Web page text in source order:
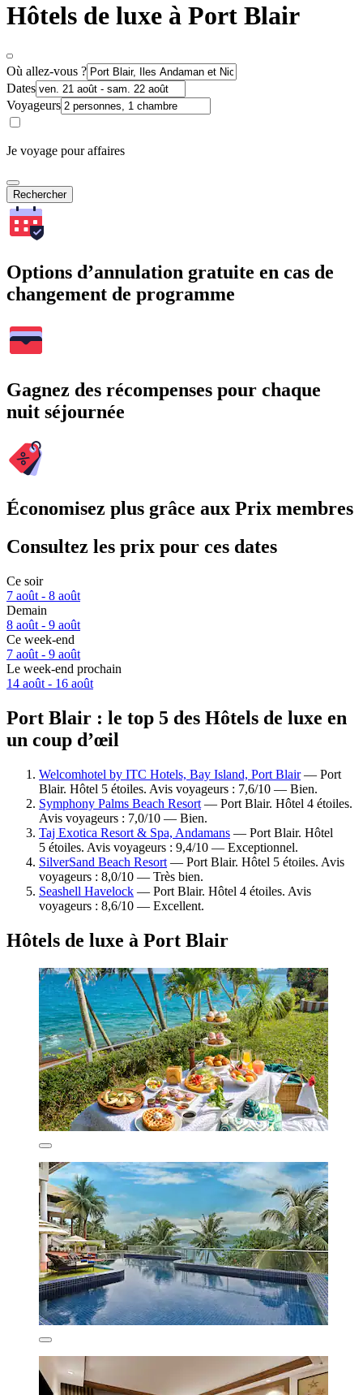
Hôtels de luxe à Port Blair
Où allez-vous ?
Dates
Voyageurs
Je voyage pour affaires
Rechercher
Options d’annulation gratuite en cas de
changement de programme
Gagnez des récompenses pour chaque
nuit séjournée
Économisez plus grâce aux Prix membres
Consultez les prix pour ces dates
Ce soir
7 août - 8 août
Demain
8 août - 9 août
Ce week-end
7 août - 9 août
Le week-end prochain
14 août - 16 août
Port Blair : le top 5 des Hôtels de luxe en
un coup d’œil
Welcomhotel by ITC Hotels, Bay Island, Port Blair— Port
Blair. Hôtel 5 étoiles. Avis voyageurs : 7,6/10 — Bien.
Symphony Palms Beach Resort — Port Blair. Hôtel 4 étoiles.
Avis voyageurs : 7,0/10 — Bien.
Taj Exotica Resort & Spa, Andamans — Port Blair. Hôtel
5 étoiles. Avis voyageurs : 9,4/10 — Exceptionnel.
SilverSand Beach Resort — Port Blair. Hôtel 5 étoiles. Avis
voyageurs : 8,0/10 — Très bien.
Seashell Havelock — Port Blair. Hôtel 4 étoiles. Avis
voyageurs : 8,6/10 — Excellent.
Hôtels de luxe à Port Blair